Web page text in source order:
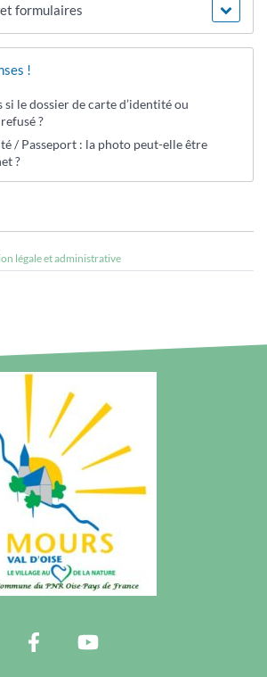
formulaires
!
le dossier de carte d’identité ou
?
/ Passeport : la photo peut-elle être
?
légale et administrative